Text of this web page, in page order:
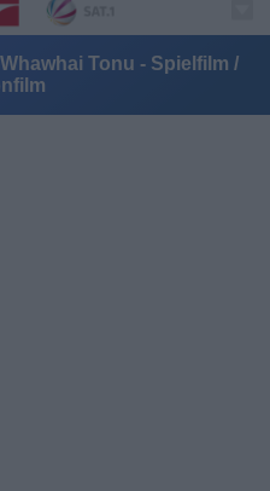
Tonu - Spielfilm /